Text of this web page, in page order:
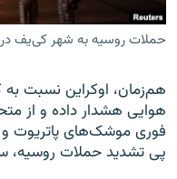
حملات روسیه به شهر کی‌یف در ۵ اگست ۲۰۲۶
هم‌زمان، اوکراین نسبت
هوایی هشدار داده و از
فوری موشک‌های پاتریوت و
پی تشدید حملات روسیه،